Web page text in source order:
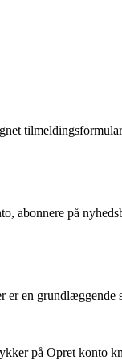
abonnere på
er en
på Opret konto